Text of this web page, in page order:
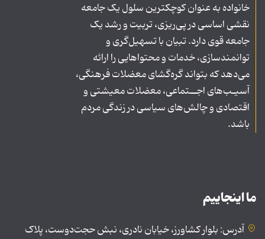
خانواده به عنوان کوچکترین سلول یک جامعه
نقشی اساسی در پی‌ریزی، تربیت و رشد یک
جامعه قوی دارد. تبیان با تسهیل‌گری و
توانمندسازی، خدمات و محتواهایی را ارائه
می‌دهد که بتواند گره‌گشای معضلات فرهنگی،
آسیـب‌های اجــتماعی، معضلات معیشتی و
اقتصادی و چالش‌های سیاسی در زندگی مردم
باشد.
ما اینجاییم
آدرس: بلوار کشاورز، خیابان نادری، نبش حجت‌دوست، پلاک